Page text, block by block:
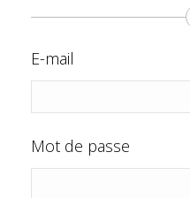
E-mail
Mot de passe